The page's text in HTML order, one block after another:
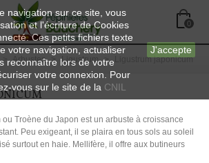
navigation sur ce site, vous
et l'écriture de Cookies
Ces petits fichiers texte
votre navigation, actualiser
reconnaître lors de votre
votre connexion. Pour
vous sur le site de la CNIL
J'accepte
0
> Arbustes > Ligustrum > Ligustrum japonicum
Troène du Japon est un arbuste à croissance
Peu exigeant, il se plaira en tous sols au soleil
surtout en haie. Mellifère, il offre aux butineurs